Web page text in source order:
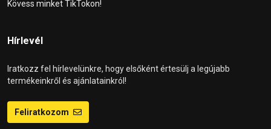
Kövess minket TikTokon!
Hírlevél
Iratkozz fel hírlevelünkre, hogy elsőként értesülj a legújabb
termékeinkről és ajánlatainkról!
Feliratkozom